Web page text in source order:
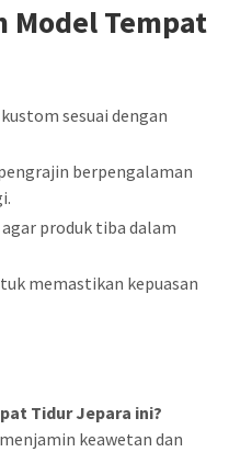
Model Tempat
sesuai dengan
berpengalaman
produk tiba dalam
memastikan kepuasan
Tidur Jepara ini?
keawetan dan